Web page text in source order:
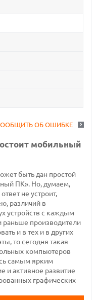
ОБ ОШИБКЕ
мобильный
быть дан простой
ПК». Но, думаем,
не устроит,
различий в
устройств с каждым
раньше производители
и в тех и в других
то сегодня такая
компьютеров
самым ярким
и активное развитие
графических